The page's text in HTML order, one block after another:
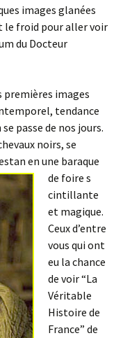
images glanées
le froid pour aller voir
du Docteur
premières images
tendance
passe de nos jours.
noirs, se
en une baraque
de foire s
cintillante
et magique.
Ceux d’entre
vous qui ont
eu la chance
de voir “La
Véritable
Histoire de
France” de